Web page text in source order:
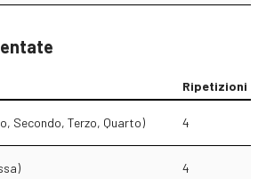
Ripetizioni
Secondo, Terzo, Quarto) 4
4